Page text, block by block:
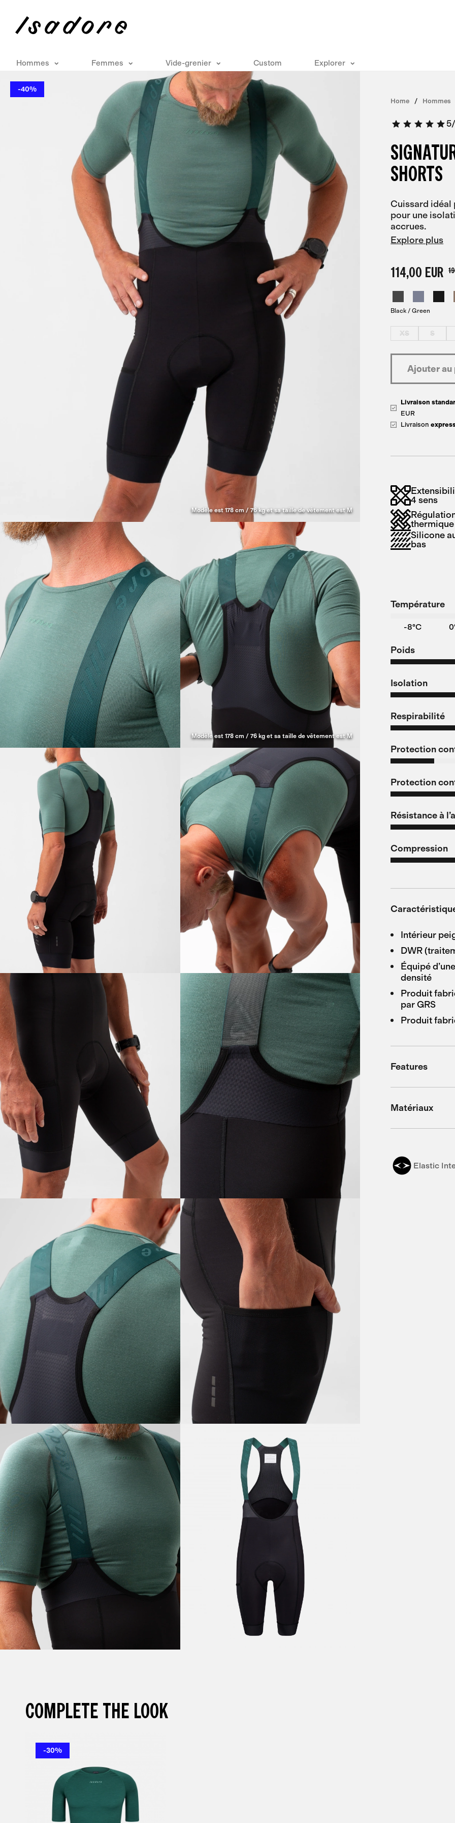
Hommes Femmes Vide-grenier Custom Explorer
Modèle est 178 cm / 76 kg et sa taille de vêtement est M
Modèle est 178 cm / 76 kg et sa taille de vêtement est M
-40%
Home Hommes
5/
SHORTS
Cuissard idéal
pour une
accrues.
Explore plus
114,00 EUR
Black / Green
XS S
Livraison
EUR
Livraison
4 sens
thermique
Silicone
bas
Température
-8°C
Poids
Isolation
Respirabilité
Protection
Protection
Résistance à
Compression
Intérieur
DWR
Équipé
densité
Produit
par GRS
Produit
Features
Matériaux
Elastic
COMPLETE THE LOOK
-30%